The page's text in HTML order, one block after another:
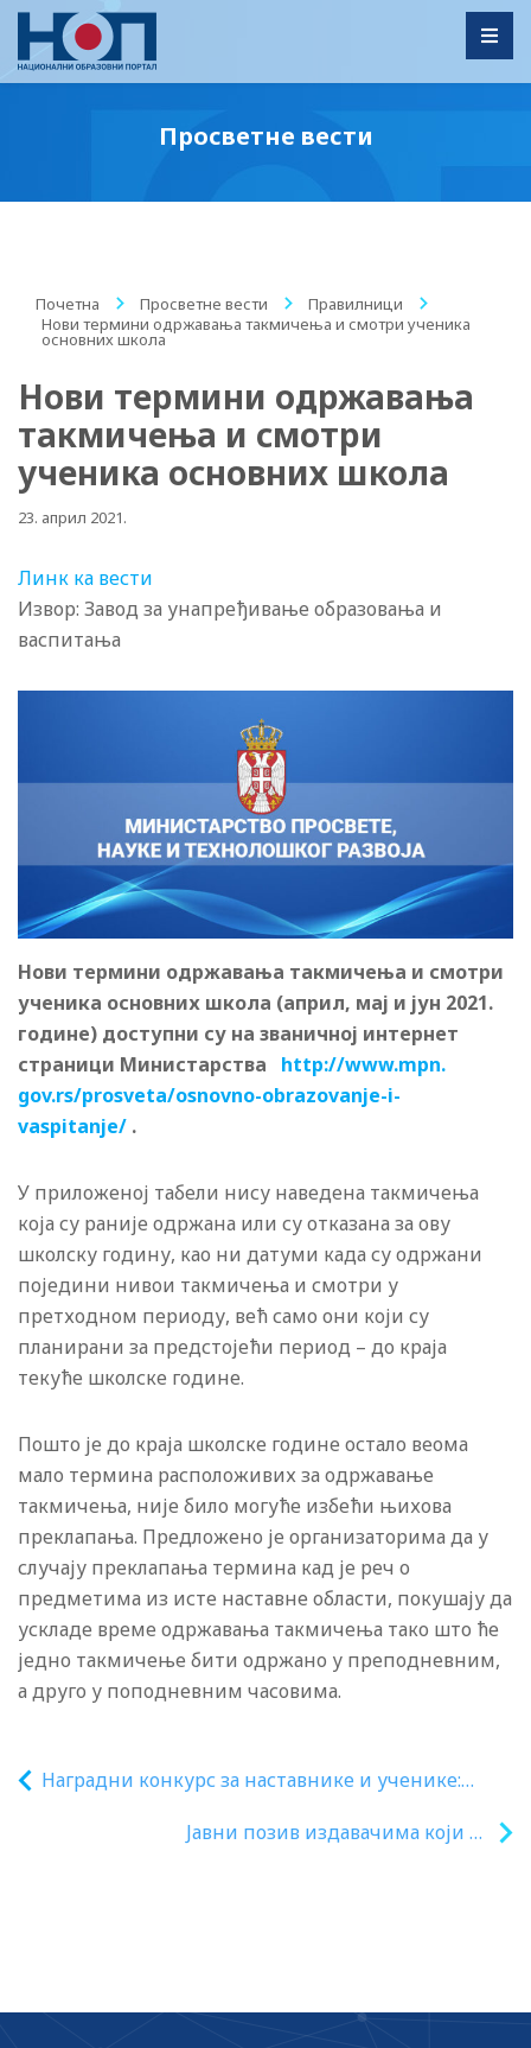
Просветне вести
Почетна / Просветне вести / Правилници
/
Нови термини одржавања такмичења и смотри ученика
основних школа
Нови термини одржавања
такмичења и смотри
ученика основних школа
23. април 2021.
Линк ка вести
Извор: Завод за унапређивање образовања и
васпитања
Нови термини одржавања такмичења и смотри
ученика основних школа (април, мај и јун 2021.
године) доступни су на званичној интернет
страници Министарства
http://www.mpn.
gov.rs/prosveta/osnovno-obrazovanje-i-
vaspitanje/ .
У приложеној табели нису наведена такмичења
која су раније одржана или су отказана за ову
школску годину, као ни датуми када су одржани
поједини нивои такмичења и смотри у
претходном периоду, већ само они који су
планирани за предстојећи период – до краја
текуће школске године.
Пошто је до краја школске године остало веома
мало термина расположивих за одржавање
такмичења, није било могуће избећи њихова
преклапања. Предложено је организаторима да у
случају преклапања термина кад је реч о
предметима из исте наставне области, покушају да
ускладе време одржавања такмичења тако што ће
једно такмичење бити одржано у преподневним,
а друго у поподневним часовима.
Наградни конкурс за наставнике и ученике:
Јавни позив издавачима који су